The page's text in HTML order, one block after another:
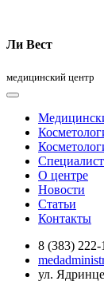
Ли Вест
медицинский центр
О центре
Новости
Статьи
Контакты
8 (383) 222-
ул.